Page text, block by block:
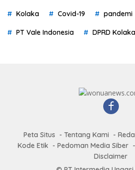
Kolaka Covid-19 pandemi
PT Vale Indonesia DPRD Kolaka
Peta Situs Tentang Kami
Kode Etik
Pedoman Media Siber
Disclaimer